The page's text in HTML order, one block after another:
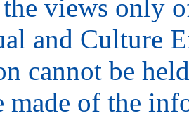
views only
and Culture
cannot be
made of the